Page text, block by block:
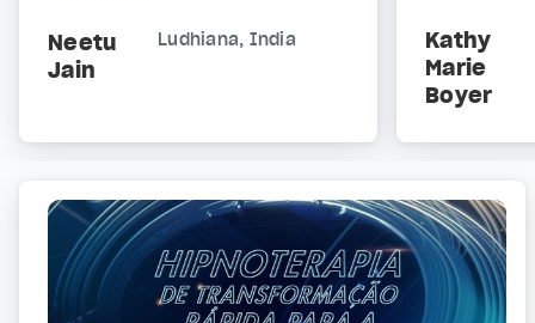
Neetu
Jain
Ludhiana, India
Kathy
Marie
Boyer